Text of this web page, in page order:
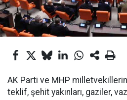
AK Parti ve MHP
teklif, şehit yakınları, gaziler,